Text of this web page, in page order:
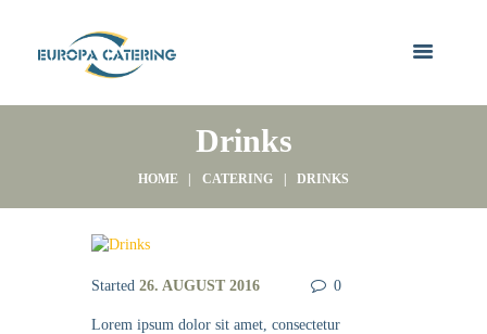
Drinks
HOME CATERING DRINKS
Started 26. AUGUST 2016 0
Lorem ipsum dolor sit amet, consectetur